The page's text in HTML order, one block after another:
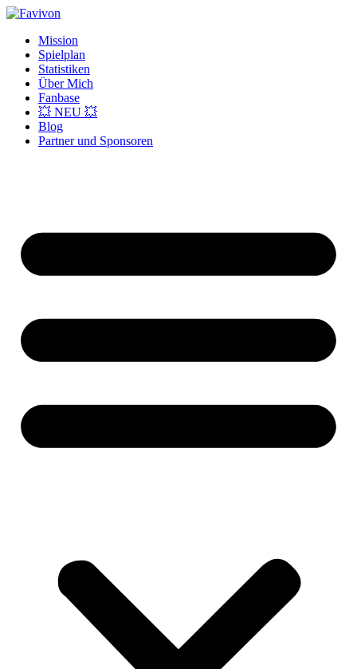
Mission
Spielplan
Statistiken
Über Mich
Fanbase
💥 NEU 💥
Blog
Partner und Sponsoren